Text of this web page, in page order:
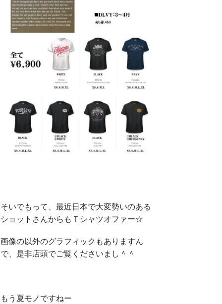
そいでもって、最近日本で大変勢いのある
ショットさんからもＴシャツオファー☆
画像の以外のグラフィックもありますん
で、是非店頭でご覧くださいまし＾＾
もう夏モノですねー